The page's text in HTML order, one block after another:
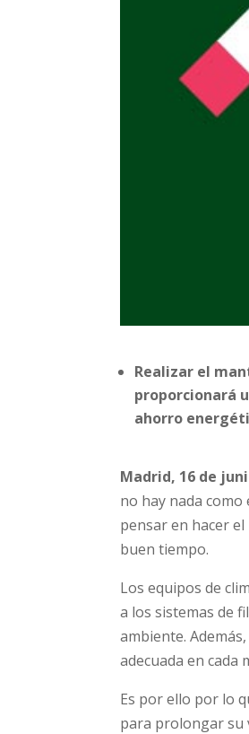
Realizar el
proporcionará
ahorro
Madrid, 16 de
no hay nada
pensar en hacer
buen tiempo.
Los equipos de
a los sistemas de
ambiente.
adecuada en cada
Es por ello por lo
para prolongar su